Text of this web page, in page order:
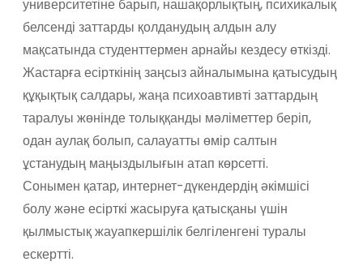
университетіне барып, нашақорлықтың, психикалық
белсенді заттарды қолданудың алдын алу
мақсатында студенттермен арнайы кездесу өткізді.
​Жастарға есірткінің заңсыз айналымына қатысудың
құқықтық салдары, жаңа психоавтивті заттардың
таралуы жөнінде толыққанды мәліметтер беріп,
одан аулақ болып, салауатты өмір салтын
ұстанудың маңыздылығын атап көрсетті.
​Сонымен қатар, интернет-дүкендердің әкімшісі
болу және есірткі жасыруға қатысқаны үшін
қылмыстық жауапкершілік белгіленгені туралы
ескертті.